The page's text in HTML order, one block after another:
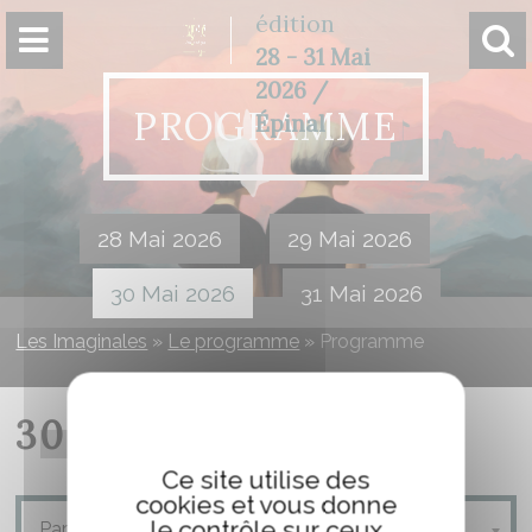
édition
28 - 31 Mai
2026 /
Épinal
PROGRAMME
28 Mai 2026 29 Mai 2026
30 Mai 2026 31 Mai 2026
Les Imaginales » Le programme » Programme
30 MAI 2026
Panneau de gestion des cookies
Ce site utilise des
cookies et vous donne